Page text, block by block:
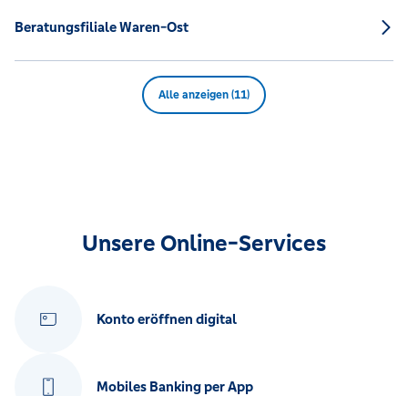
Beratungsfiliale Waren-Ost
Alle anzeigen (11)
Unsere Online-Services
Konto eröffnen digital
Mobiles Banking per App